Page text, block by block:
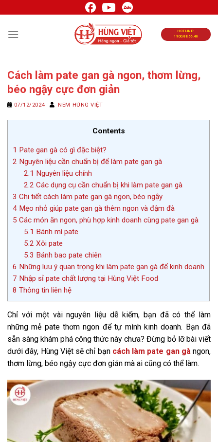
đến
nội
HOTLINE:
1900.88.66.46
Cách làm pate gan gà ngon, thơm lừng,
béo ngậy cực đơn giản
07/12/2024 NEM HÙNG VIỆT
Contents
1 Pate gan gà có gì đặc biệt?
2 Nguyên liệu cần chuẩn bị để làm pate gan gà
2.1 Nguyên liệu chính
2.2 Các dụng cụ cần chuẩn bị khi làm pate gan gà
3 Chi tiết cách làm pate gan gà ngon, béo ngậy
4 Mẹo nhỏ giúp pate gan gà thêm ngon và đậm đà
5 Các món ăn ngon, phù hợp kinh doanh cùng pate gan gà
5.1 Bánh mì pate
5.2 Xôi pate
5.3 Bánh bao pate chiên
6 Những lưu ý quan trọng khi làm pate gan gà để kinh doanh
7 Nhập sỉ pate chất lượng tại Hùng Việt Food
8 Thông tin liên hệ
Chỉ với một vài nguyên liệu dễ kiếm, bạn đã có thể làm
những mẻ pate thơm ngon để tự mình kinh doanh. Bạn đã
sẵn sàng khám phá công thức này chưa? Đừng bỏ lỡ bài viết
dưới đây, Hùng Việt sẽ chỉ bạn cách làm pate gan gàngon,
thơm lừng, béo ngậy cực đơn giản mà ai cũng có thể làm.